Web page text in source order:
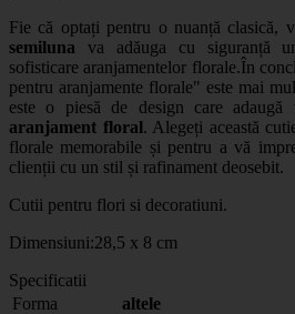
Fie că optați pentru o nuanță clasică,
semiluna va adăuga cu siguranță
sofisticare aranjamentelor florale.În
pentru aranjamente florale" este mai
este o piesă de design care adaugă
aranjament floral. Alegeți această
florale memorabile și pentru a vă
clienții cu un stil și rafinament deosebit.
Cutii pentru flori si decoratiuni.
Dimensiuni:28,5 x 8 cm
Specificatii
Forma
altele